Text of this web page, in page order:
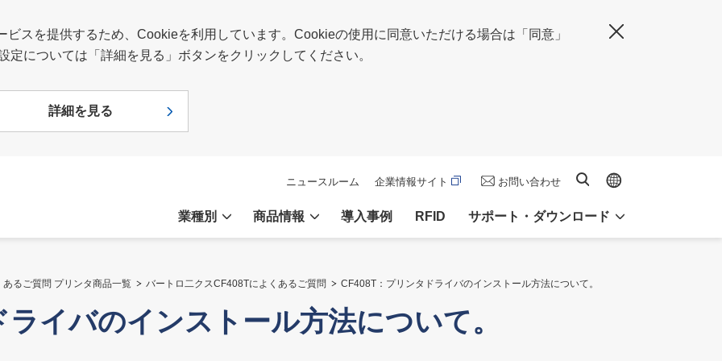
スを提供するため、Cookieを利用しています。Cookieの使用に同意いただける場合は「同意」
については「詳細を見る」ボタンをクリックしてください。
詳細を見る
業種別 商品情報 導入事例 RFID サポート・ダウンロード
ニュースルーム 企業情報サイト お問い合わせ サイト内検索
あるご質問 プリンタ商品一覧 バートロ二クスCF408Tによくあるご質問 CF408T：プリンタドライバのインストール方法について。
イバのインストール方法について。